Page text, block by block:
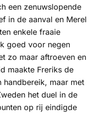
een zenuwslopende
in de aanval en Merel
enkele fraaie
goed voor negen
zo maar aftroeven en
maakte Freriks de
maar met
het duel in de
op rij eindigde